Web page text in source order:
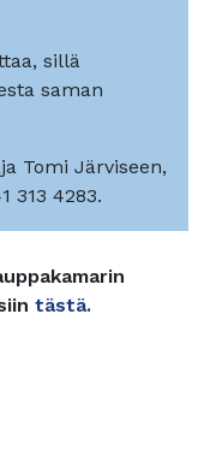
sillä
saman
Tomi Järviseen,
313 4283.
tästä.